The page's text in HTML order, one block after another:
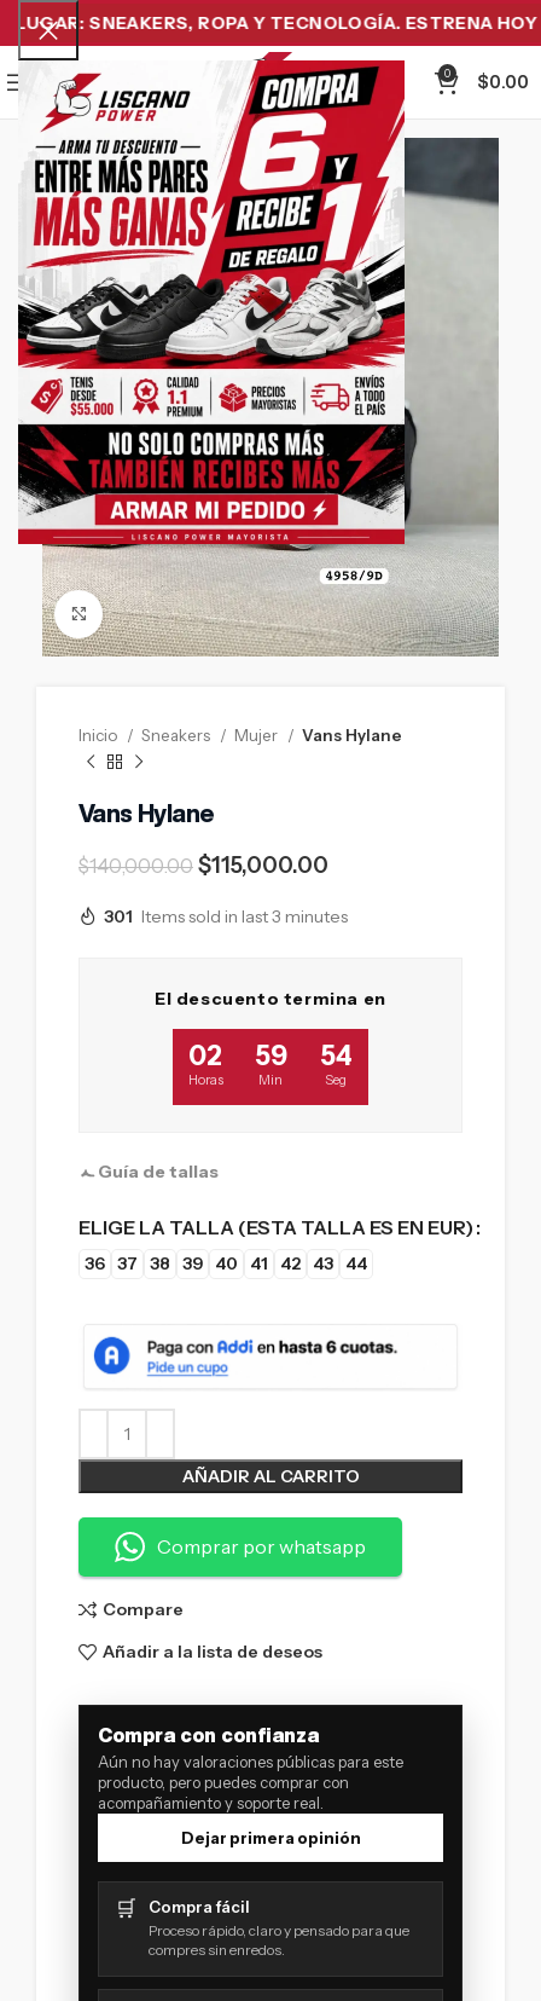
SNEAKERS, ROPA Y TECNOLOGÍA. ESTRENA HOY Y
Menu
0
$0.00
-18%
Click to enlarge
Inicio Sneakers Mujer Vans Hylane
Vans Hylane
$140,000.00 $115,000.00
301 Items sold in last 3 minutes
El descuento termina en
02
Horas
59
Min
53
Seg
Guía de tallas
ELIGE LA TALLA (ESTA TALLA ES EN EUR)
36 37 38 39 40 41 42 43 44
AÑADIR AL CARRITO
Comprar por whatsapp
Compare
Añadir a la lista de deseos
Compra con confianza
Aún no hay valoraciones públicas para este
producto, pero puedes comprar con
acompañamiento y soporte real.
Dejar primera opinión
🛒 Compra fácil
Proceso rápido, claro y pensado para que
compres sin enredos.